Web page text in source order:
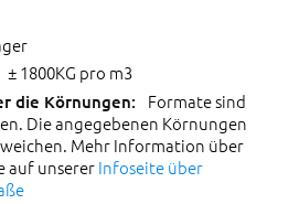
± 1800KG pro m3
Formate sind
Die angegebenen Körnungen
Mehr Information über
auf unsererInfoseite über